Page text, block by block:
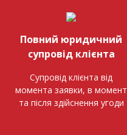
Повний юридичний
супровід клієнта
Супровід клієнта від
момента заявки, в момент
та після здійснення угоди